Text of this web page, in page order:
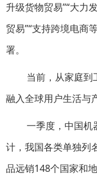
升级货物贸易”“大力
贸易”“支持跨境电商
署。
当前，从家庭到
融入全球用户生活与
一季度，中国机
计，我国各类单独列
品远销148个国家和地